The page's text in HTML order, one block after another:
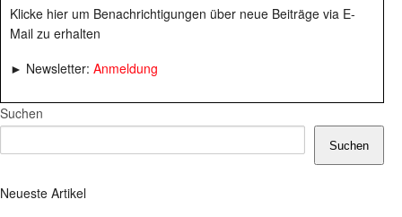
Klicke hier um Benachrichtigungen über neue Beiträge via E-
Mail zu erhalten
► Newsletter: Anmeldung
Suchen
Suchen
Neueste Artikel